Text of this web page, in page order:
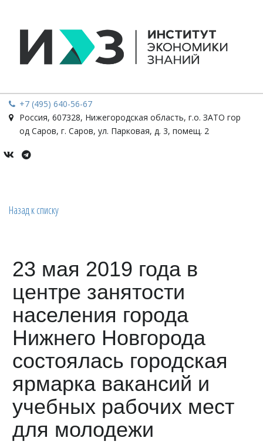
+7 (495) 640-56-67
Россия, 607328, Нижегородская область, г.о. ЗАТО гор
од Саров, г. Саров, ул. Парковая, д. 3, помещ. 2
Назад к списку
23 мая 2019 года в
центре занятости
населения города
Нижнего Новгорода
состоялась городская
ярмарка вакансий и
учебных рабочих мест
для молодежи